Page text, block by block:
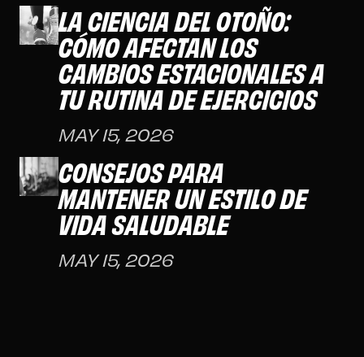
LA CIENCIA DEL OTOÑO:
CÓMO AFECTAN LOS
CAMBIOS ESTACIONALES A
TU RUTINA DE EJERCICIOS
MAY 15, 2026
CONSEJOS PARA
MANTENER UN ESTILO DE
VIDA SALUDABLE
MAY 15, 2026